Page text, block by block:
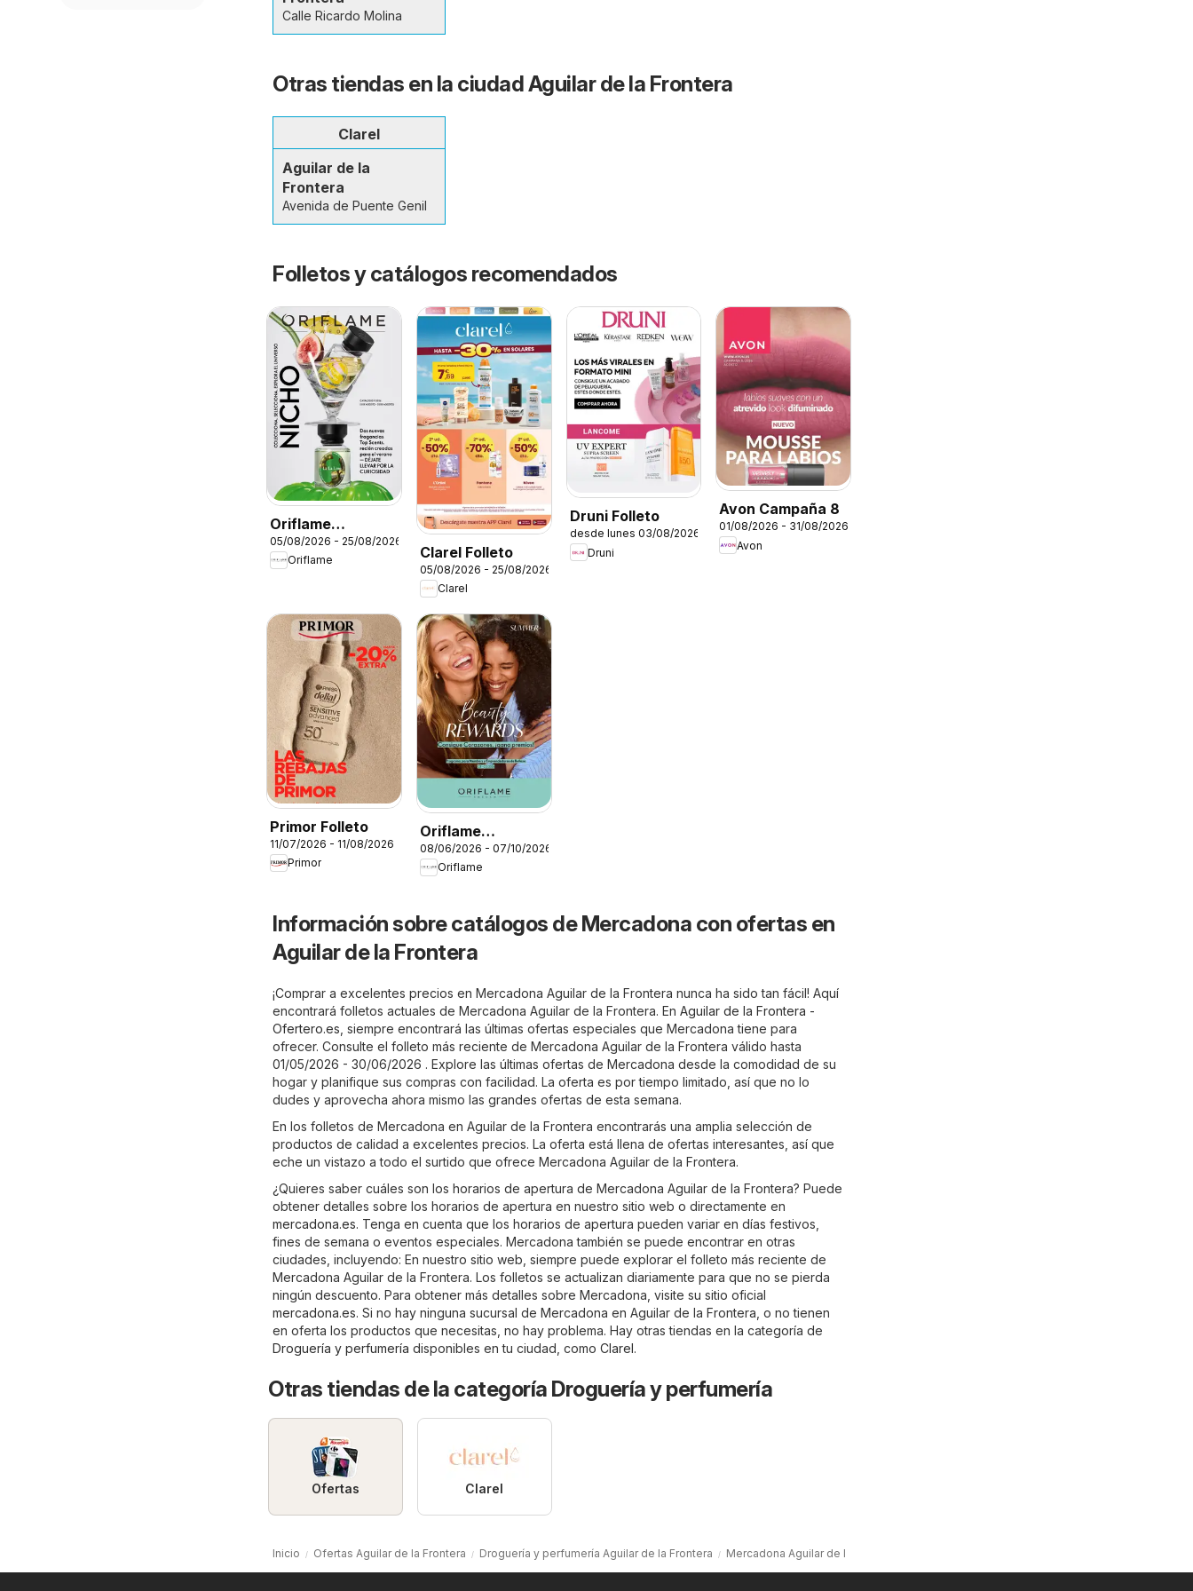
Calle Ricardo Molina
Otras tiendas en la ciudad Aguilar de la Frontera
Clarel
Aguilar de la
Frontera
Avenida de Puente Genil
Folletos y catálogos recomendados
Oriflame
Catálogo
Campaña 11
05/08/2026 - 25/08/2026
Oriflame
Clarel Folleto
05/08/2026 - 25/08/2026
Clarel
Druni Folleto
desde lunes 03/08/2026
Druni
Avon Campaña 8
01/08/2026 - 31/08/2026
Avon
Primor Folleto
11/07/2026 - 11/08/2026
Primor
Oriflame
Catálogo Beauty
Rewards
08/06/2026 - 07/10/2026
Oriflame
Información sobre catálogos de Mercadona con ofertas en
Aguilar de la Frontera
¡Comprar a excelentes precios en Mercadona Aguilar de la Frontera nunca ha sido tan fácil! Aquí
encontrará folletos actuales de Mercadona Aguilar de la Frontera. En Aguilar de la Frontera -
Ofertero.es , siempre encontrará las últimas ofertas especiales que Mercadona tiene para
ofrecer. Consulte el folleto más reciente de Mercadona Aguilar de la Frontera válido hasta
01/05/2026 - 30/06/2026 . Explore las últimas ofertas de Mercadona desde la comodidad de su
hogar y planifique sus compras con facilidad. La oferta es por tiempo limitado, así que no lo
dudes y aprovecha ahora mismo las grandes ofertas de esta semana.
En los folletos de Mercadona en Aguilar de la Frontera encontrarás una amplia selección de
productos de calidad a excelentes precios. La oferta está llena de ofertas interesantes, así que
eche un vistazo a todo el surtido que ofrece Mercadona Aguilar de la Frontera.
¿Quieres saber cuáles son los horarios de apertura de Mercadona Aguilar de la Frontera? Puede
obtener detalles sobre los horarios de apertura en nuestro sitio web o directamente en
mercadona.es. Tenga en cuenta que los horarios de apertura pueden variar en días festivos,
fines de semana o eventos especiales. Mercadona también se puede encontrar en otras
ciudades, incluyendo: En nuestro sitio web, siempre puede explorar el folleto más reciente de
Mercadona Aguilar de la Frontera. Los folletos se actualizan diariamente para que no se pierda
ningún descuento. Para obtener más detalles sobre Mercadona, visite su sitio oficial
mercadona.es. Si no hay ninguna sucursal de Mercadona en Aguilar de la Frontera, o no tienen
en oferta los productos que necesitas, no hay problema. Hay otras tiendas en la categoría de
Droguería y perfumería disponibles en tu ciudad, como Clarel.
Otras tiendas de la categoría Droguería y perfumería
Ofertas Clarel
Inicio Ofertas Aguilar de la Frontera Droguería y perfumería Aguilar de la Frontera Mercadona Aguilar de la Frontera